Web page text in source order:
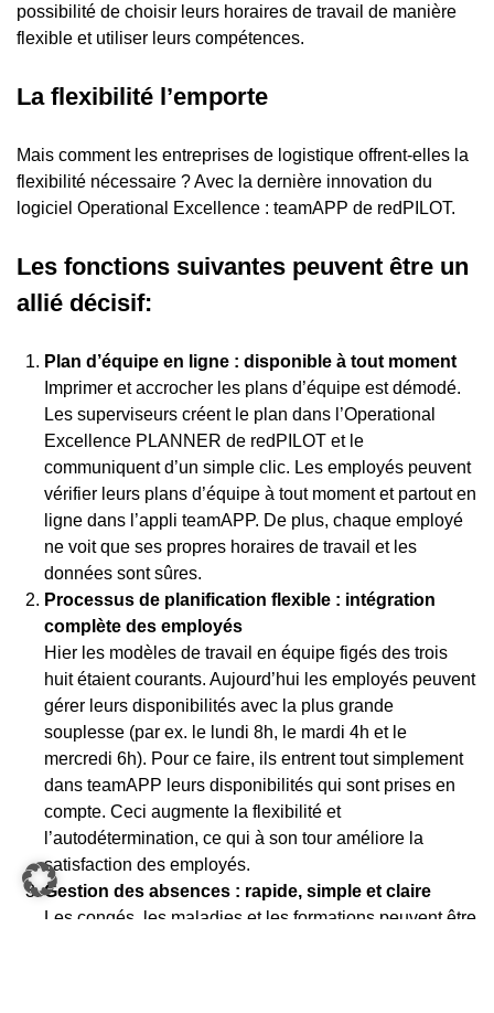
possibilité de choisir leurs horaires de travail de manière
flexible et utiliser leurs compétences.
La flexibilité l’emporte
Mais comment les entreprises de logistique offrent-elles la
flexibilité nécessaire ? Avec la dernière innovation du
logiciel Operational Excellence : teamAPP de redPILOT.
Les fonctions suivantes peuvent être un
allié décisif:
Plan d’équipe en ligne : disponible à tout moment
Imprimer et accrocher les plans d’équipe est démodé.
Les superviseurs créent le plan dans l’Operational
Excellence PLANNER de redPILOT et le
communiquent d’un simple clic. Les employés peuvent
vérifier leurs plans d’équipe à tout moment et partout en
ligne dans l’appli teamAPP. De plus, chaque employé
ne voit que ses propres horaires de travail et les
données sont sûres.
Processus de planification flexible : intégration
complète des employés
Hier les modèles de travail en équipe figés des trois
huit étaient courants. Aujourd’hui les employés peuvent
gérer leurs disponibilités avec la plus grande
souplesse (par ex. le lundi 8h, le mardi 4h et le
mercredi 6h). Pour ce faire, ils entrent tout simplement
dans teamAPP leurs disponibilités qui sont prises en
compte. Ceci augmente la flexibilité et
l’autodétermination, ce qui à son tour améliore la
satisfaction des employés.
Gestion des absences : rapide, simple et claire
Les congés, les maladies et les formations peuvent être